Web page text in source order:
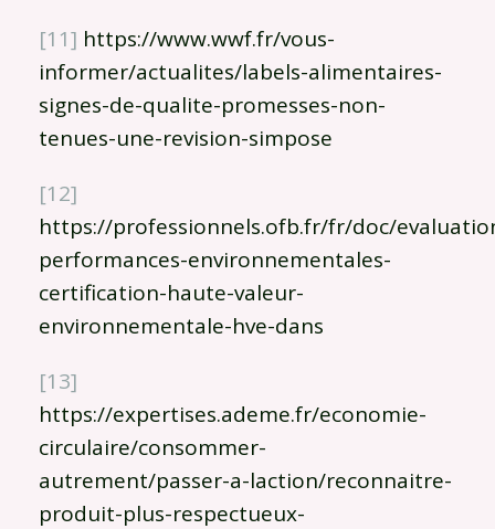
[11] https://www.wwf.fr/vous-
informer/actualites/labels-alimentaires-
signes-de-qualite-promesses-non-
tenues-une-revision-simpose
[12]
https://professionnels.ofb.fr/fr/doc/
performances-environnementales-
certification-haute-valeur-
environnementale-hve-dans
[13]
https://expertises.ademe.fr/economie-
circulaire/consommer-
autrement/passer-a-laction/reconnaitre-
produit-plus-respectueux-